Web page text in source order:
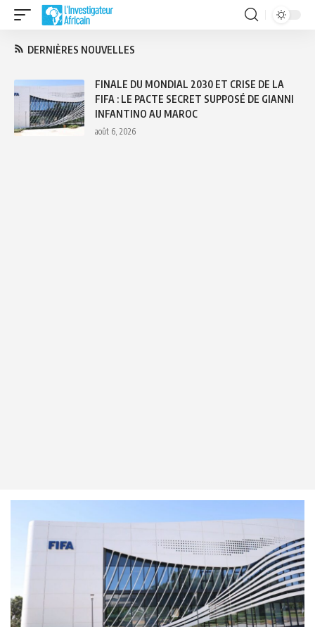
DERNIÈRES NOUVELLES
DU MONDIAL 2030 ET CRISE DE LA
PACTE SECRET SUPPOSÉ DE GIANNI
AU MAROC
RELANCE
D’AFRICA